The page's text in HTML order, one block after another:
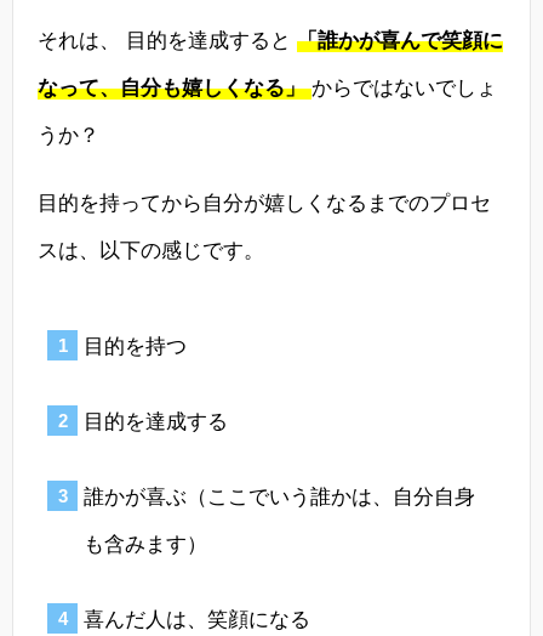
それは、 目的を達成すると 「誰かが喜んで笑顔に
なって、自分も嬉しくなる」からではないでしょ
うか？
目的を持ってから自分が嬉しくなるまでのプロセ
スは、以下の感じです。
目的を持つ
目的を達成する
誰かが喜ぶ（ここでいう誰かは、自分自身
も含みます）
喜んだ人は、笑顔になる